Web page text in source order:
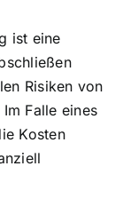
ist eine
Risiken von
Falle eines
Kosten